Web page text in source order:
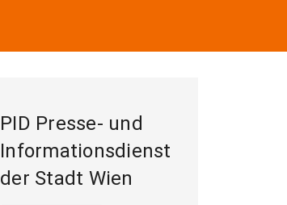
PID Presse- und
Informationsdienst
der Stadt Wien